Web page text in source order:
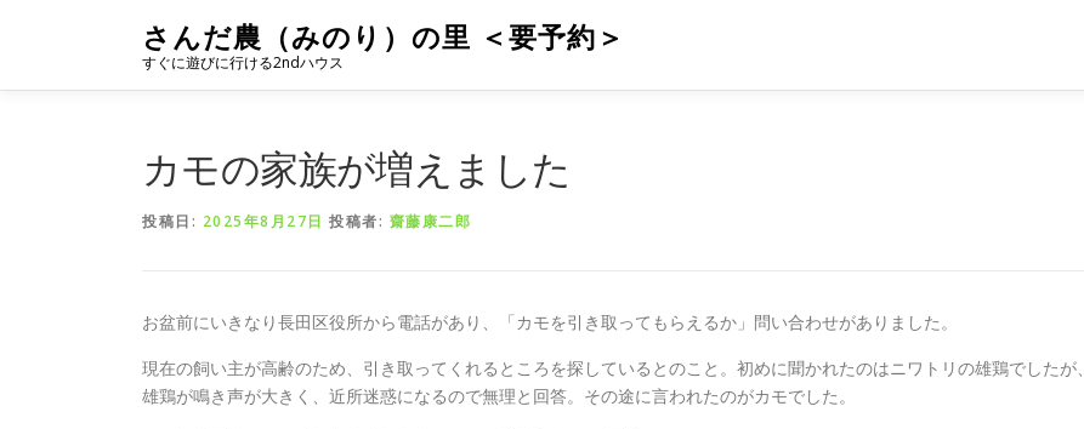
ン
さんだ農（みのり）の里 ＜要予約＞
すぐに遊びに行ける2ndハウス
カモの家族が増えました
投稿日: 2025年8月27日 投稿者: 齋藤康二郎
お盆前にいきなり長田区役所から電話があり、「カモを引き取ってもらえるか」問い合わせがありました。
現在の飼い主が高齢のため、引き取ってくれるところを探しているとのこと。初めに聞かれたのはニワトリの雄鶏でしたが、
雄鶏が鳴き声が大きく、近所迷惑になるので無理と回答。その途に言われたのがカモでした。